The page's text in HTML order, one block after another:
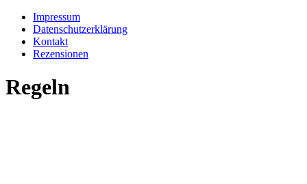
Impressum
Datenschutzerklärung
Kontakt
Rezensionen
Regeln